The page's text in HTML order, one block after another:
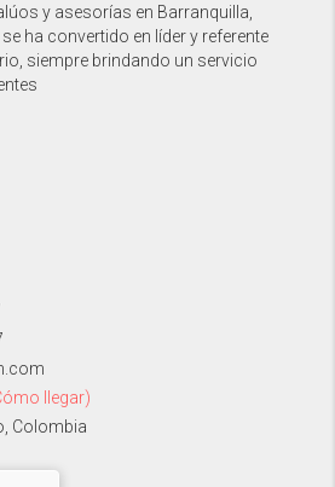
y asesorías en Barranquilla,
ha convertido en líder y referente
siempre brindando un servicio
llegar)
Colombia